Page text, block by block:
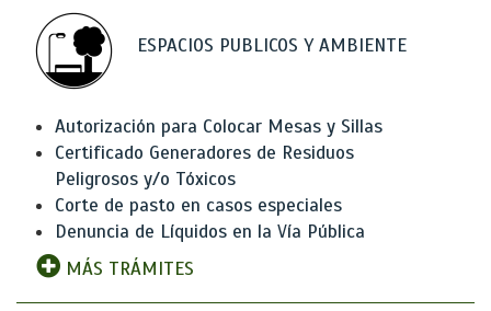
ESPACIOS PUBLICOS Y AMBIENTE
Autorización para Colocar Mesas y Sillas
Certificado Generadores de Residuos
Peligrosos y/o Tóxicos
Corte de pasto en casos especiales
Denuncia de Líquidos en la Vía Pública
MÁS TRÁMITES